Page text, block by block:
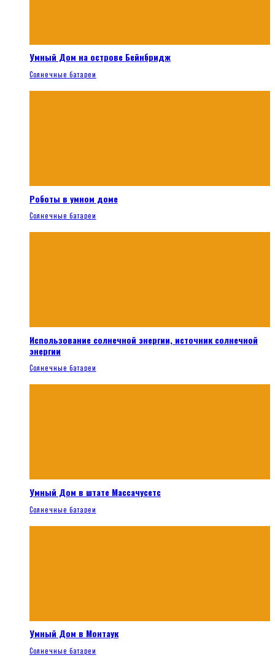
Умный Дом на острове Бейнбридж
Солнечные батареи
Роботы в умном доме
Солнечные батареи
Использование солнечной энергии, источник солнечной
энергии
Солнечные батареи
Умный Дом в штате Массачусетс
Солнечные батареи
Умный Дом в Монтаук
Солнечные батареи